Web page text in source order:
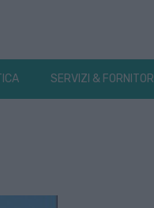
SERVIZI & FORNITORI